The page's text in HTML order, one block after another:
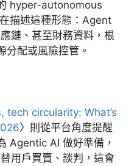
hyper-autonomous
描述這種形態：Agent
鏈、甚至財務資料，根
分配或風險控管。
tech circularity: What’s
〉則從平台角度提醒
Agentic AI 做好準備，
用戶買賣、談判，這會